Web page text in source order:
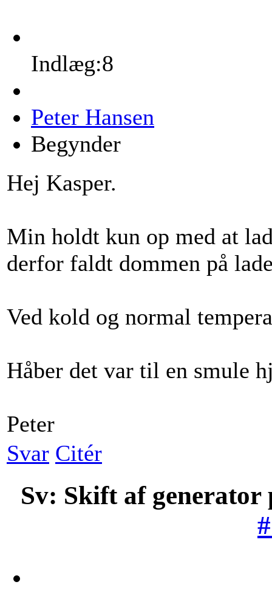
Indlæg:8
Peter Hansen
Begynder
Hej Kasper.
Min holdt kun op med at
derfor faldt dommen på
Ved kold og normal
Håber det var til en smule
Peter
Svar Citér
Sv: Skift af generator